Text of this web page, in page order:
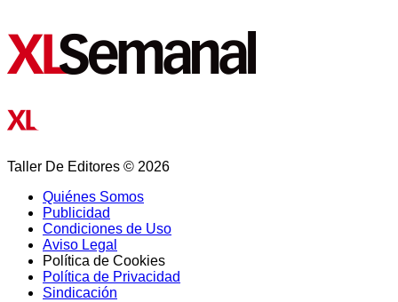
Taller De Editores © 2026
Quiénes Somos
Publicidad
Condiciones de Uso
Aviso Legal
Política de Cookies
Política de Privacidad
Sindicación